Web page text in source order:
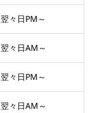
翌々日PM～
翌々日AM～
翌々日PM～
翌々日AM～